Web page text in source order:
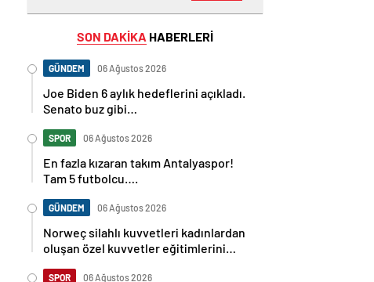
SON DAKİKA HABERLERİ
GÜNDEM 06 Ağustos 2026
Joe Biden 6 aylık hedeflerini açıkladı.
Senato buz gibi…
SPOR 06 Ağustos 2026
En fazla kızaran takım Antalyaspor!
Tam 5 futbolcu….
GÜNDEM 06 Ağustos 2026
Norweç silahlı kuvvetleri kadınlardan
oluşan özel kuvvetler eğitimlerini
SPOR 06 Ağustos 2026